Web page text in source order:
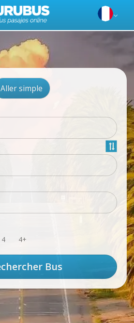
Aller simple
4 4+